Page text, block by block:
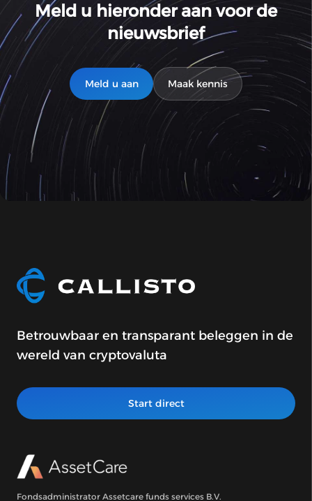
Meld u hieronder aan voor de
nieuwsbrief
Meld u aan Maak kennis
Betrouwbaar en transparant beleggen in de
wereld van cryptovaluta
Start direct
Fondsadministrator Assetcare funds services B.V.
Document aanvragen
Naam
E-mail
Meld je aan voor de nieuwsbrief
Naam
E-mail